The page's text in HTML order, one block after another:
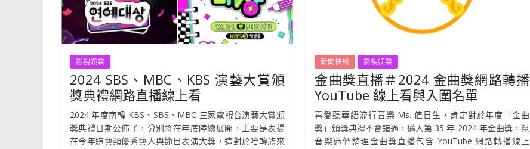
影視娛樂
2024 SBS、MBC、KBS 演藝大賞頒
獎典禮網路直播線上看
2024 年度南韓 KBS、SBS、MBC 三家電視台演藝大賞頒
獎典禮日期公佈了，分別將在年底陸續展開，主要是表揚
在今年綜藝類優秀藝人與節目表演大獎，這對於哈韓族來
新聞快訊 影視娛樂
金曲獎直播＃2024 金曲獎網路轉播
YouTube 線上看與入圍名單
喜愛聽華語流行音樂 Ms. 值日生，肯定對於年度「金曲
獎」頒獎典禮不會錯過，邁入第 35 年 2024 年金曲獎，幫
音樂迷們整理金曲獎直播包含 YouTube 網路轉播線上